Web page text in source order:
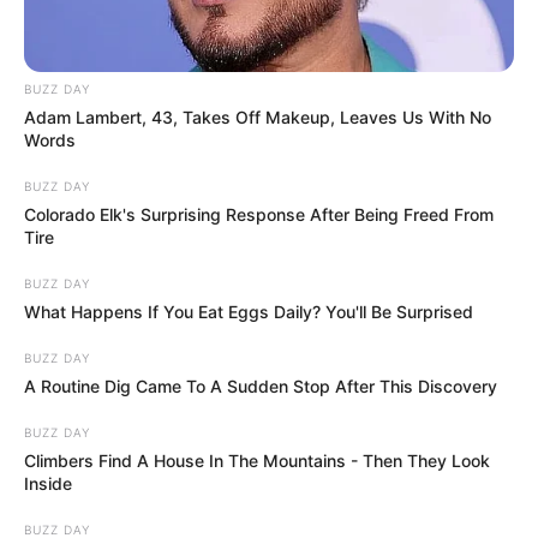
L’amour qui transpire entre eux
reste assez incroyable, et c’est précisément
cette solidité qui plaît tant au public. Une étape
franchie qui rapproche encore le couple d’un
éventuel mariage… ou d’un bébé.
Manon et Nordine le couple phare de DNA
BUZZ DAY
Adam Lambert, 43, Takes Off Makeup, Leaves Us With No
Words
BUZZ DAY
Colorado Elk's Surprising Response After Being Freed From
Tire
BUZZ DAY
What Happens If You Eat Eggs Daily? You'll Be Surprised
BUZZ DAY
A Routine Dig Came To A Sudden Stop After This Discovery
BUZZ DAY
Climbers Find A House In The Mountains - Then They Look
Inside
BUZZ DAY